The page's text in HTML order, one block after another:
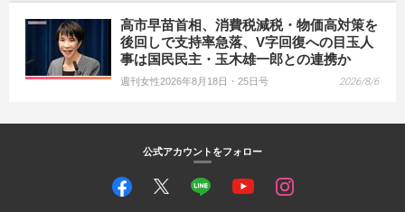
高市早苗首相、消費税減税・物価高対策を
後回しで支持率急落、V字回復への目玉人
事は国民民主・玉木雄一郎との連携か
週刊女性2026年8月18日・25日号 2026/8/6
公式アカウントをフォロー